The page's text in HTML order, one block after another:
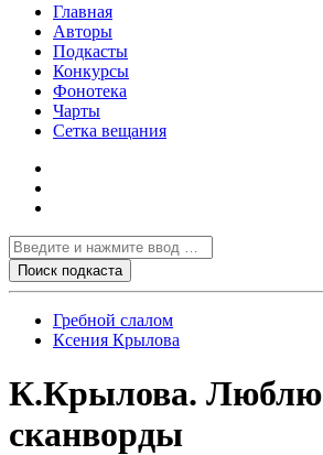
Главная
Авторы
Подкасты
Конкурсы
Фонотека
Чарты
Сетка вещания
Гребной слалом
Ксения Крылова
К.Крылова. Люблю
сканворды